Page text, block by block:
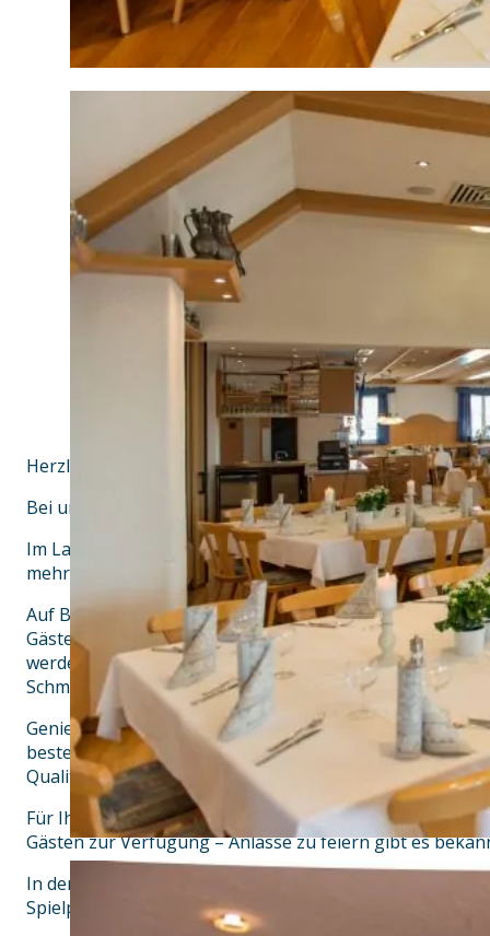
Herzliche Gastlichkeit!
Bei uns können Sie Ihre Seele baumeln und Ihren
Im Lauf der Zeit hat sich unser Familienunternehmen,
mehr von der klassischen „Bierwirtschaft“ zur
Auf Basis ausgewählter regionaler und saisonaler
Gästen bayerische Gemütlichkeit mit einem modernen
werden hausgemachte, kreative und
Schmankerl.
Genießen Sie dazu ein kühles, frisch gezapftes Bier aus
bestehenden -Brauerei. Damals wie heute kommt es
Qualität, Liebe zum Produkt und auf ausgewählte
Für Ihre Veranstaltungen stehen Ihnen vielseitige
Gästen zur Verfügung – Anlässe zu feiern gibt es
In den Gaststuben oder dem familienfreundlichen
Spielplatz treffen sich Geschäftsreisende, Urlauber,